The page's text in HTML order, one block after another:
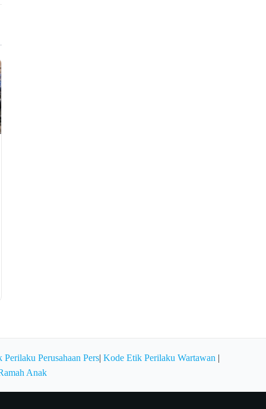
Perusahaan Pers| Kode Etik Perilaku Wartawan |
Anak